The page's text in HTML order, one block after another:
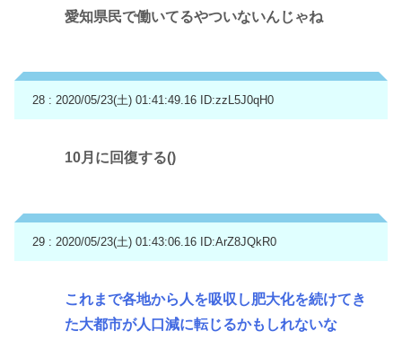
愛知県民で働いてるやついないんじゃね
28 : 2020/05/23(土) 01:41:49.16 ID:zzL5J0qH0
10月に回復する()
29 : 2020/05/23(土) 01:43:06.16 ID:ArZ8JQkR0
これまで各地から人を吸収し肥大化を続けてき
た大都市が人口減に転じるかもしれないな